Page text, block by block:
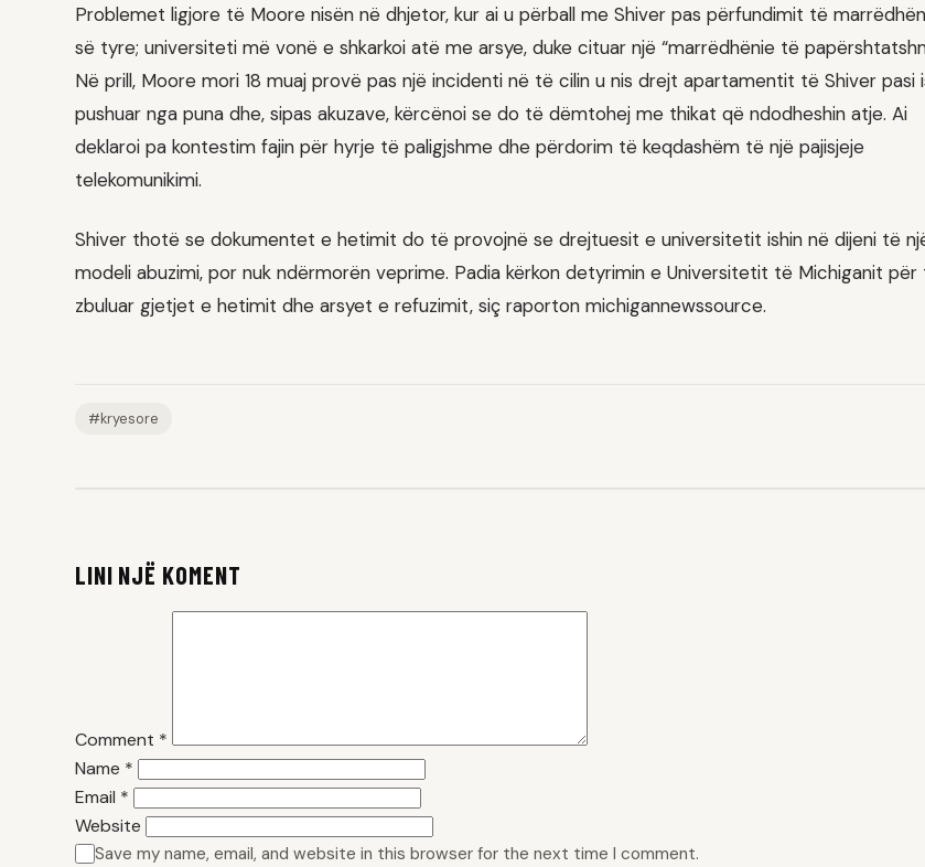
Problemet ligjore të Moore nisën në dhjetor, kur ai u përball me Shiver pas përfundimit të
së tyre; universiteti më vonë e shkarkoi atë me arsye, duke cituar një “marrëdhënie të
Në prill, Moore mori 18 muaj provë pas një incidenti në të cilin u nis drejt apartamentit të Shiver pasi
pushuar nga puna dhe, sipas akuzave, kërcënoi se do të dëmtohej me thikat që ndodheshin atje. Ai
deklaroi pa kontestim fajin për hyrje të paligjshme dhe përdorim të keqdashëm të një pajisjeje
telekomunikimi.
Shiver thotë se dokumentet e hetimit do të provojnë se drejtuesit e universitetit ishin në dijeni të
modeli abuzimi, por nuk ndërmorën veprime. Padia kërkon detyrimin e Universitetit të Michiganit për
zbuluar gjetjet e hetimit dhe arsyet e refuzimit, siç raporton michigannewssource.
#kryesore
LINI NJË KOMENT
Comment *
Name *
Email *
Website
Save my name, email, and website in this browser for the next time I comment.